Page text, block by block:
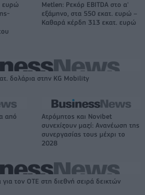
ευρώ
Metlen: Ρεκόρ EBITDA στο α'
εξάμηνο, στα 550 εκατ. ευρώ –
Καθαρά κέρδη 313 εκατ. ευρώ
δολάρια στην KG Mobility
από
Ατρόμητος και Novibet
συνεχίζουν μαζί: Ανανέωση της
συνεργασίας τους μέχρι το
2028
τον ΟΤΕ στη διεθνή σειρά δεικτών